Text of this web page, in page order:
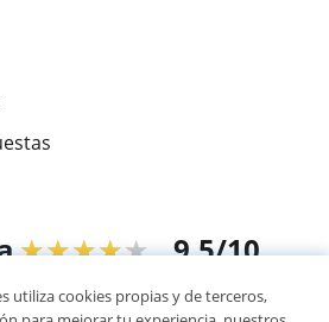
★★★★★ 9,5/10
de alumnos
utiliza cookies propias y de terceros,